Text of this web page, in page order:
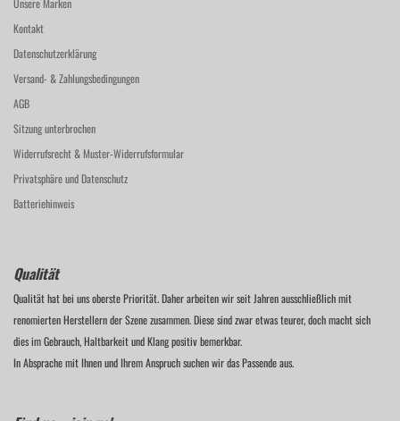
Unsere Marken
Kontakt
Datenschutzerklärung
Versand- & Zahlungsbedingungen
AGB
Sitzung unterbrochen
Widerrufsrecht & Muster-Widerrufsformular
Privatsphäre und Datenschutz
Batteriehinweis
Qualität
Qualität hat bei uns oberste Priorität. Daher arbeiten wir seit Jahren ausschließlich mit
renomierten Herstellern der Szene zusammen. Diese sind zwar etwas teurer, doch macht sich
dies im Gebrauch, Haltbarkeit und Klang positiv bemerkbar.
In Absprache mit Ihnen und Ihrem Anspruch suchen wir das Passende aus.